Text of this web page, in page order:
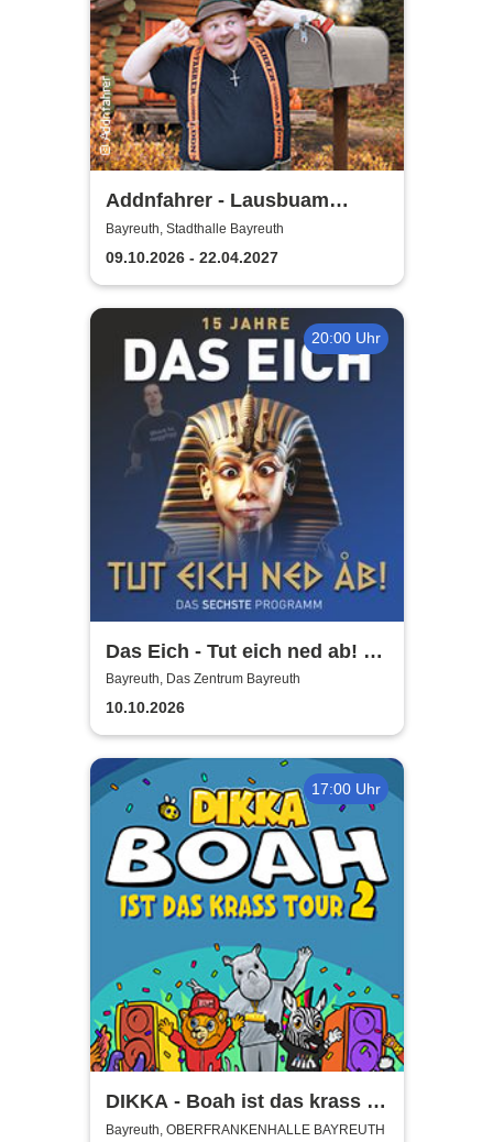
Addnfahrer - Lausbuam
Gschicht'n
Bayreuth, Stadthalle Bayreuth
09.10.2026 - 22.04.2027
20:00 Uhr
Das Eich - Tut eich ned ab! -
Stefan Eichner | Musik-
Kabarett, Komik und mehr
Bayreuth, Das Zentrum Bayreuth
10.10.2026
17:00 Uhr
DIKKA - Boah ist das krass -
Tour 2026
Bayreuth, OBERFRANKENHALLE BAYREUTH